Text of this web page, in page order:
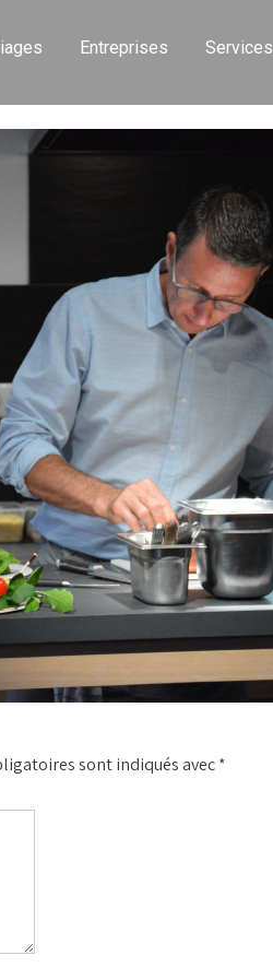
Entreprises Services
sont indiqués avec*